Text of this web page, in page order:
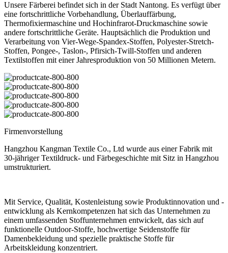
Unsere Färberei befindet sich in der Stadt Nantong. Es verfügt über
eine fortschrittliche Vorbehandlung, Überlauffärbung,
Thermofixiermaschine und Hochinfrarot-Druckmaschine sowie
andere fortschrittliche Geräte. Hauptsächlich die Produktion und
Verarbeitung von Vier-Wege-Spandex-Stoffen, Polyester-Stretch-
Stoffen, Pongee-, Taslon-, Pfirsich-Twill-Stoffen und anderen
Textilstoffen mit einer Jahresproduktion von 50 Millionen Metern.
Firmenvorstellung
Hangzhou Kangman Textile Co., Ltd wurde aus einer Fabrik mit
30-jähriger Textildruck- und Färbegeschichte mit Sitz in Hangzhou
umstrukturiert.
Mit Service, Qualität, Kostenleistung sowie Produktinnovation und -
entwicklung als Kernkompetenzen hat sich das Unternehmen zu
einem umfassenden Stoffunternehmen entwickelt, das sich auf
funktionelle Outdoor-Stoffe, hochwertige Seidenstoffe für
Damenbekleidung und spezielle praktische Stoffe für
Arbeitskleidung konzentriert.